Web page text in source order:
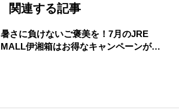
関連する記事
暑さに負けないご褒美を！7月のJRE
MALL伊湘箱はお得なキャンペーンが盛